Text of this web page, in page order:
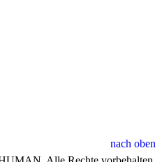
nach oben